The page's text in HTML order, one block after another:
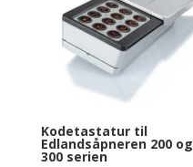
Kodetastatur til
Edlandsåpneren 200 og
300 serien